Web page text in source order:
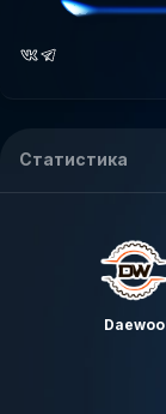
Статистика
Daewoo